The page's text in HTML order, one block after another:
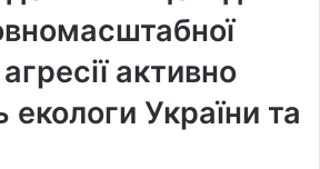
активно
екологи України та